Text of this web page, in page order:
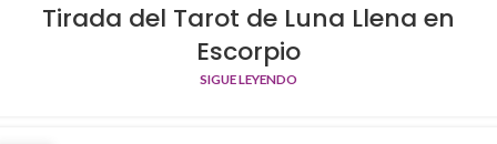
Tirada del Tarot de Luna Llena en
Escorpio
SIGUE LEYENDO